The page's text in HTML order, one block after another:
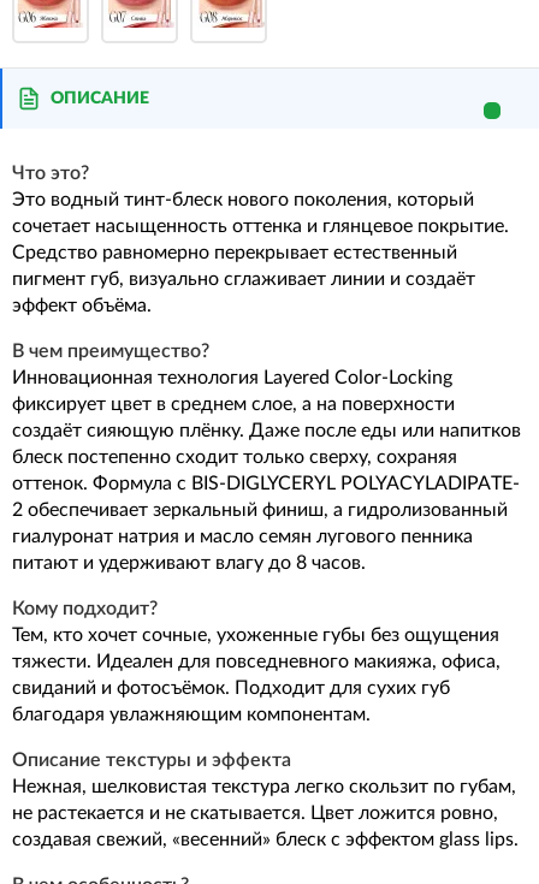
ОПИСАНИЕ
Что это?
Это водный тинт-блеск нового поколения, который
сочетает насыщенность оттенка и глянцевое покрытие.
Средство равномерно перекрывает естественный
пигмент губ, визуально сглаживает линии и создаёт
эффект объёма.
В чем преимущество?
Инновационная технология Layered Color-Locking
фиксирует цвет в среднем слое, а на поверхности
создаёт сияющую плёнку. Даже после еды или напитков
блеск постепенно сходит только сверху, сохраняя
оттенок. Формула с BIS-DIGLYCERYL POLYACYLADIPATE-
2 обеспечивает зеркальный финиш, а гидролизованный
гиалуронат натрия и масло семян лугового пенника
питают и удерживают влагу до 8 часов.
Кому подходит?
Тем, кто хочет сочные, ухоженные губы без ощущения
тяжести. Идеален для повседневного макияжа, офиса,
свиданий и фотосъёмок. Подходит для сухих губ
благодаря увлажняющим компонентам.
Описание текстуры и эффекта
Нежная, шелковистая текстура легко скользит по губам,
не растекается и не скатывается. Цвет ложится ровно,
создавая свежий, «весенний» блеск с эффектом glass lips.